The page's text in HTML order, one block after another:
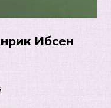
Ибсен